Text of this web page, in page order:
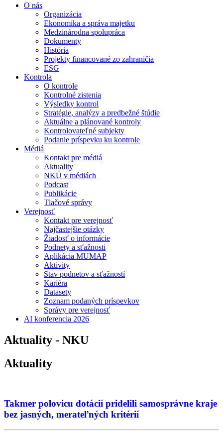
O nás
Organizácia
Ekonomika a správa majetku
Medzinárodna spolupráca
Dokumenty
História
Projekty financované zo zahraničia
ESG
Kontrola
O kontrole
Kontrolné zistenia
Výsledky kontrol
Stratégie, analýzy a predbežné štúdie
Aktuálne a plánované kontroly
Kontrolovateľné subjekty
Podanie príspevku ku kontrole
Médiá
Kontakt pre médiá
Aktuality
NKÚ v médiách
Podcast
Publikácie
Tlačové správy
Verejnosť
Kontakt pre verejnosť
Najčastejšie otázky
Žiadosť o informácie
Podnety a sťažnosti
Aplikácia MUMAP
Aktivity
Stav podnetov a sťažností
Kariéra
Datasety
Zoznam podaných príspevkov
Správy pre verejnosť
AI konferencia 2026
Aktuality - NKU
Aktuality
Takmer polovicu dotácií pridelili samosprávne kraje
bez jasných, merateľných kritérií